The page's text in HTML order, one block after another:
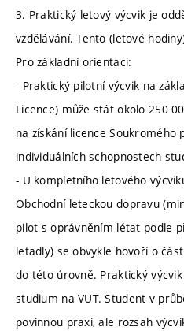
3. Praktický letový výcvik je
vzdělávání. Tento (letové
Pro základní orientaci:
- Praktický pilotní výcvik na
Licence) může stát okolo 250
na získání licence Soukromého
individuálních schopnostech
- U kompletního letového
Obchodní leteckou dopravu
pilot s oprávněním létat podle
letadly) se obvykle hovoří o
do této úrovně. Praktický
studium na VUT. Student v
povinnou praxi, ale rozsah